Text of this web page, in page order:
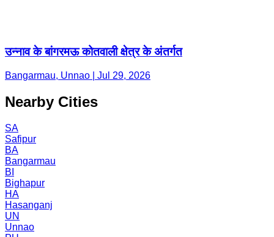
उन्नाव के बांगरमऊ कोतवाली क्षेत्र के अंतर्गत
Bangarmau, Unnao | Jul 29, 2026
Nearby Cities
SA
Safipur
BA
Bangarmau
BI
Bighapur
HA
Hasanganj
UN
Unnao